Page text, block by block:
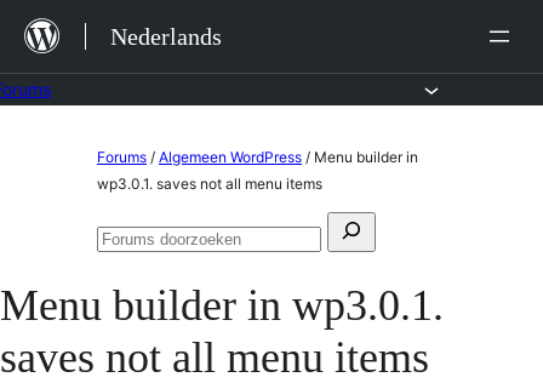
naar
de
Nederlands
Forums / Algemeen WordPress / Menu builder in
wp3.0.1. saves not all menu items
Zoeken
Forums
Menu builder in wp3.0.1.
saves not all menu items